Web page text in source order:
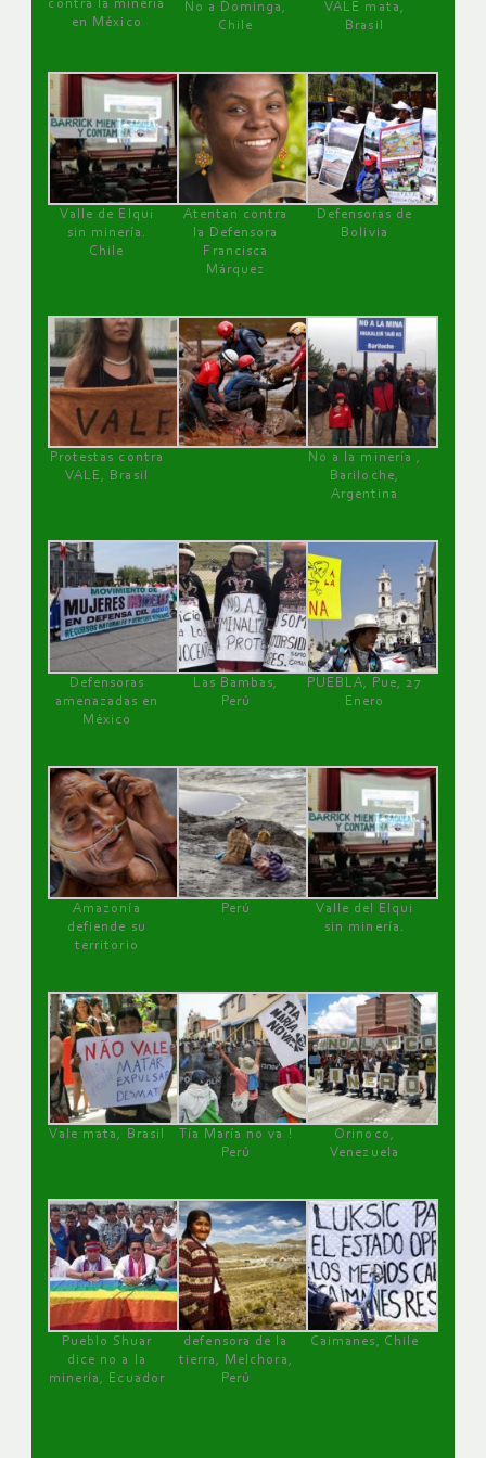
contra la minería
en México
No a Dominga,
Chile
VALE mata,
Brasil
Valle de Elqui
sin minería.
Chile
Atentan contra
la Defensora
Francisca
Márquez
Defensoras de
Bolivia
Protestas contra
VALE, Brasil
No a la minería ,
Bariloche,
Argentina
Defensoras
amenazadas en
México
Las Bambas,
Perú
PUEBLA, Pue, 27
Enero
Amazonía
defiende su
territorio
Perú
Valle del Elqui
sin minería.
Vale mata, Brasil
Tía María no va !
Perú
Orinoco,
Venezuela
Pueblo Shuar
dice no a la
minería, Ecuador
defensora de la
tierra, Melchora,
Perú
Caimanes, Chile